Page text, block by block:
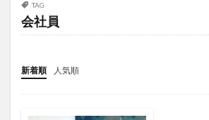
TAG
会社員
新着順 人気順